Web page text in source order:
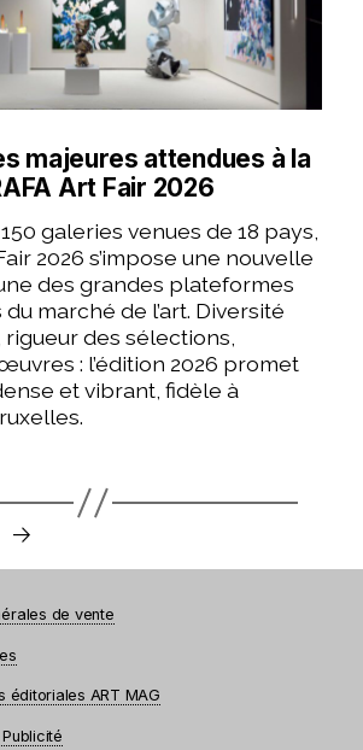
majeures attendues à la
Art Fair 2026
galeries venues de 18 pays,
2026 s’impose une nouvelle
des grandes plateformes
marché de l’art. Diversité
des sélections,
: l’édition 2026 promet
et vibrant, fidèle à
→
de vente
éditoriales ART MAG